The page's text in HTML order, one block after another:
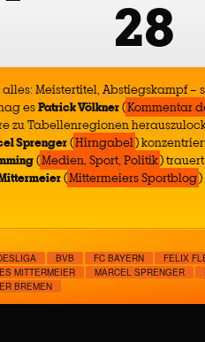
28
alles: Meistertitel, Abstiegskampf
esPatrick Völkner(Kommentar
zu Tabellenregionen
Sprenger(Hirngabel)
(Medien, Sport, Politik)
(Mittermeiers Sportblog
BVB FC BAYERN FELIX
MITTERMEIER MARCEL SPRENGER
BREMEN